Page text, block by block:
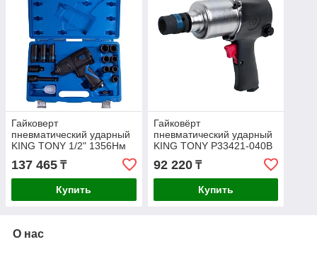
Гайковерт
пневматический ударный
KING TONY 1/2" 1356Нм
15шт. 44803AMP
137 465 ₸
Купить
Гайковёрт
пневматический ударный
KING TONY P33421-040B
1/2" 678Н·м
92 220₸
Купить
О нас